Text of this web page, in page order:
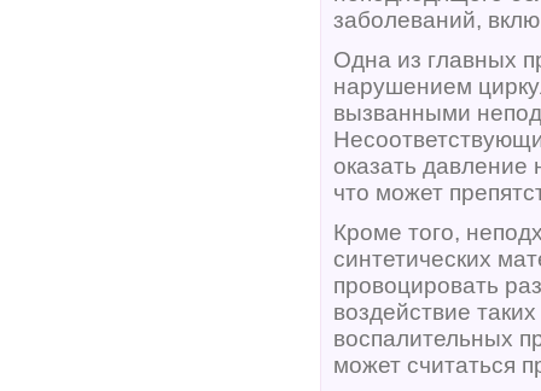
заболеваний,
Одна из главных
нарушением
вызванными
оказать давление
что может
Кроме того,
синтетических
провоцировать
воздействие
воспалительных
может считаться